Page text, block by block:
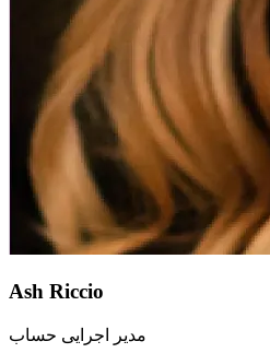
Ash Riccio
مدیر اجرایی حساب